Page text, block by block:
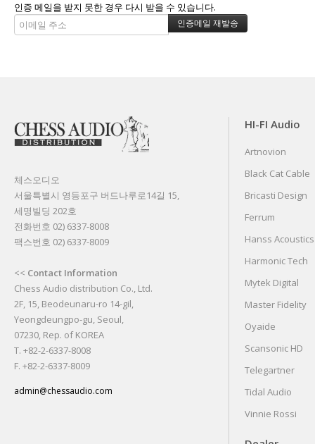
인증 메일을 받지 못한 경우 다시 받을 수 있습니다.
체스오디오
서울특별시 영등포구 버드나루로14길 15,
세명빌딩 202호
전화번호 02) 6337-8008
팩스번호 02) 6337-8009
<< Contact Information
Chess Audio distribution Co., Ltd.
2F, 15, Beodeunaru-ro 14-gil,
Yeongdeungpo-gu, Seoul,
07230, Rep. of KOREA
T. +82-2-6337-8008
F. +82-2-6337-8009
admin@chessaudio.com
HI-FI Audio
Artnovion
Black Cat Cable
Bricasti Design
Ferrum
Hanss Acoustics
Harmonic Tech
Mytek Digital
Master Fidelity
Oyaide
Scansonic HD
Telegartner
Tidal Audio
Vinnie Rossi